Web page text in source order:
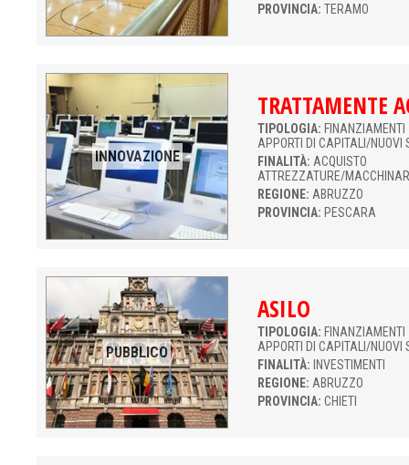
PROVINCIA: TERAMO
INNOVAZIONE
TRATTAMENTE
TIPOLOGIA:
APPORTI DI CAPITALI/NUOVI
FINALITÀ: ACQUISTO
ATTREZZATURE/
REGIONE: ABRUZZO
PROVINCIA: PESCARA
PUBBLICO
ASILO
TIPOLOGIA:
APPORTI DI CAPITALI/NUOVI
FINALITÀ: INVESTIMENTI
REGIONE: ABRUZZO
PROVINCIA: CHIETI